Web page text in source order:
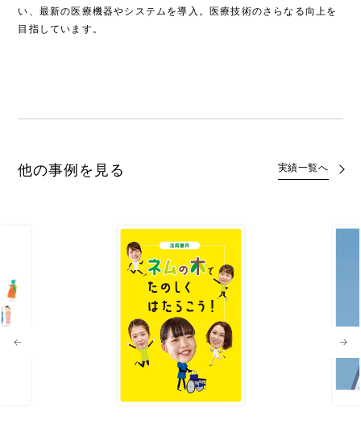
い、最新の医療機器やシステムを導入。医療技術のさらなる向上を
目指しています。
他の事例を見る 実績一覧へ